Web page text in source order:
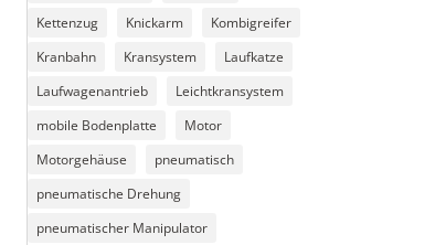
Kettenzug
Knickarm
Kombigreifer
Kranbahn
Kransystem
Laufkatze
Laufwagenantrieb
Leichtkransystem
mobile Bodenplatte
Motor
Motorgehäuse
pneumatisch
pneumatische Drehung
pneumatischer Manipulator